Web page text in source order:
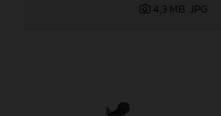
4,3 MB .JPG